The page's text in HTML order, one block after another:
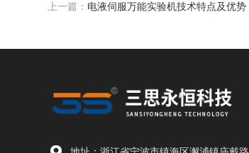
上一篇： 电液伺服万能实验机技术特点及优势